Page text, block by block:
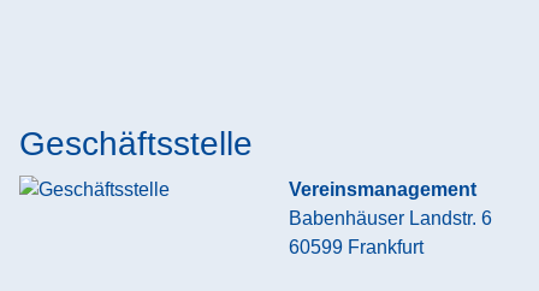
Geschäftsstelle
Vereinsmanagement
Babenhäuser Landstr. 6
60599 Frankfurt